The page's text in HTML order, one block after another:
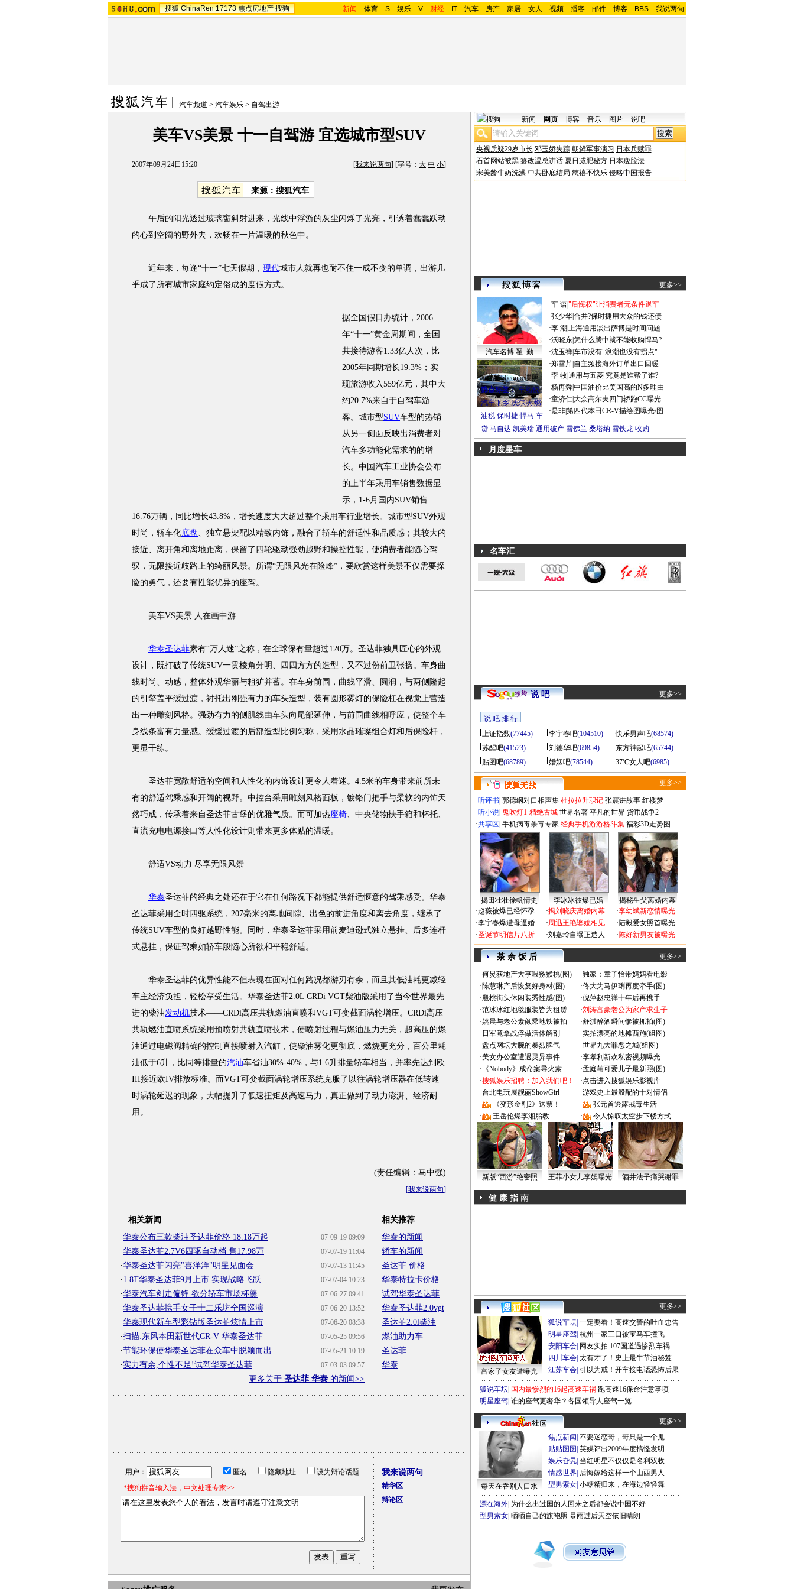
搜狐 ChinaRen 17173 焦点房地产 搜狗 新闻 - 体育 - S - 娱乐 - V - 财经 - IT - 汽车 - 房产 - 家居 - 女人 - 视频 - 播客 - 邮件 - 博客 - BBS - 我说两句
汽车频道 > 汽车娱乐 > 自驾出游
美车VS美景 十一自驾游 宜选城市型SUV
2007年09月24日15:20 [我来说两句] [字号： 大 中 小]
来源：搜狐汽车
午后的阳光透过玻璃窗斜射进来，光线中浮游的灰尘闪烁了光亮，引诱着蠢蠢跃动
的心到空阔的野外去，欢畅在一片温暖的秋色中。
近年来，每逢“十一”七天假期， 现代城市人就再也耐不住一成不变的单调，出游几
乎成了所有城市家庭约定俗成的度假方式。
据全国假日办统计，2006
年“十一”黄金周期间，全国
共接待游客1.33亿人次，比
2005年同期增长19.3%；实
现旅游收入559亿元，其中大
约20.7%来自于自驾车游
客。城市型SUV车型的热销
从另一侧面反映出消费者对
汽车多功能化需求的的增
长。中国汽车工业协会公布
的上半年乘用车销售数据显
示，1-6月国内SUV销售
16.76万辆，同比增长43.8%，增长速度大大超过整个乘用车行业增长。城市型SUV外观
时尚，轿车化底盘、独立悬架配以精致内饰，融合了轿车的舒适性和品质感；其较大的
接近、离开角和离地距离，保留了四轮驱动强劲越野和操控性能，使消费者能随心驾
驭，无限接近歧路上的绮丽风景。所谓“无限风光在险峰”，要欣赏这样美景不仅需要探
险的勇气，还要有性能优异的座驾。
美车VS美景 人在画中游
华泰圣达菲素有“万人迷”之称，在全球保有量超过120万。圣达菲独具匠心的外观
设计，既打破了传统SUV一贯棱角分明、四四方方的造型，又不过份前卫张扬。车身曲
线时尚、动感，整体外观华丽与粗犷并蓄。在车身前围，曲线平滑、圆润，与两侧隆起
的引擎盖平缓过渡，衬托出刚强有力的车头造型，装有圆形雾灯的保险杠在视觉上营造
出一种雕刻风格。强劲有力的侧肌线由车头向尾部延伸，与前围曲线相呼应，使整个车
身线条富有力量感。缓缓过渡的后部造型比例匀称，采用水晶璀璨组合灯和后保险杆，
更显干练。
圣达菲宽敞舒适的空间和人性化的内饰设计更令人着迷。4.5米的车身带来前所未
有的舒适驾乘感和开阔的视野。中控台采用雕刻风格面板，镀铬门把手与柔软的内饰天
然巧成，传承着来自圣达菲古堡的优雅气质。而可加热座椅、中央储物扶手箱和杯托、
直流充电电源接口等人性化设计则带来更多体贴的温暖。
舒适VS动力 尽享无限风景
华泰圣达菲的经典之处还在于它在任何路况下都能提供舒适惬意的驾乘感受。华泰
圣达菲采用全时四驱系统，207毫米的离地间隙、出色的前进角度和离去角度，继承了
传统SUV车型的良好越野性能。同时，华泰圣达菲采用前麦迪逊式独立悬挂、后多连杆
式悬挂，保证驾乘如轿车般随心所欲和平稳舒适。
华泰圣达菲的优异性能不但表现在面对任何路况都游刃有余，而且其低油耗更减轻
车主经济负担，轻松享受生活。华泰圣达菲2.0L CRDi VGT柴油版采用了当今世界最先
进的柴油发动机技术——CRDi高压共轨燃油直喷和VGT可变截面涡轮增压。CRDi高压
共轨燃油直喷系统采用预喷射共轨直喷技术，使喷射过程与燃油压力无关，超高压的燃
油通过电磁阀精确的控制直接喷射入汽缸，使柴油雾化更彻底，燃烧更充分，百公里耗
油低于6升，比同等排量的汽油车省油30%-40%，与1.6升排量轿车相当，并率先达到欧
III接近欧IV排放标准。而VGT可变截面涡轮增压系统克服了以往涡轮增压器在低转速
时涡轮延迟的现象，大幅提升了低速扭矩及高速马力，真正做到了动力澎湃、经济耐
用。
(责任编辑：马中强)
[我来说两句]
相关新闻
07-09-19 09:09
·华泰公布三款柴油圣达菲价格 18.18万起
07-07-19 11:04
·华泰圣达菲2.7V6四驱自动档 售17.98万
07-07-13 11:45
·华泰圣达菲闪亮"喜洋洋"明星见面会
07-07-04 10:23
· 1.8T华泰圣达菲9月上市 实现战略飞跃
07-06-27 09:41
·华泰汽车剑走偏锋 欲分轿车市场杯羹
07-06-20 13:52
·华泰圣达菲携手女子十二乐坊全国巡演
07-06-20 08:38
·华泰现代新车型彩钻版圣达菲炫情上市
07-05-25 09:56
·扫描:东风本田新世代CR-V 华泰圣达菲
07-05-21 10:19
·节能环保使华泰圣达菲在众车中脱颖而出
07-03-03 09:57
·实力有余,个性不足!试驾华泰圣达菲
更多关于 圣达菲 华泰 的新闻>>
相关推荐
华泰的新闻
轿车的新闻
圣达菲 价格
华泰特拉卡价格
试驾华泰圣达菲
华泰圣达菲2.0vgt
圣达菲2.0l柴油
燃油助力车
圣达菲
华泰
用户： 匿名 隐藏地址
设为辩论话题
*搜狗拼音输入法，中文处理专家>>
我来说两句
精华区
辩论区
新闻 网页 博客 音乐 图片 说吧
央视质疑29岁市长 邓玉娇失踪 朝鲜军事演习 日本兵赎罪
石首网站被黑 篡改温总讲话 夏日减肥秘方 日本瘦脸法
宋美龄牛奶洗澡 中共卧底结局 慈禧不快乐 侵略中国报告
更多>>
汽车名博:翟 勤
帕萨特b6coupe谍照
·车 语|"后悔权"让消费者无条件退车
·张少华|合并?保时捷用大众的钱还债
·李 潮 上海通用淡出萨博是时间问题
·沃晓东|凭什么腾中就不能收购悍马?
·沈玉祥|车市没有"浪潮也没有拐点"
·郑雪芹| 自主频接海外订单出口回暖
·李 牧|通用与五菱 究竟是谁帮了谁?
·杨再舜|中国油价比美国高的N多理由
·童济仁|大众高尔夫四门轿跑CC曝光
·是非|第四代本田CR-V描绘图曝光/图
热点标签： 车船税
汽车下乡 沃尔沃 燃
油税 保时捷 悍马 车
贷 马自达 凯美瑞 通用破产 雪佛兰 桑塔纳 雪铁龙 收购
月度星车
名车汇
说 吧 更多>>
说 吧 排 行
上证指数(77445) 李宇春吧(104510) 快乐男声吧(68574)
苏醒吧(41523) 刘德华吧(69854) 东方神起吧(65744)
贴图吧(68789) 婚姻吧(78544) 37℃女人吧(6985)
更多>>
·听评书 郭德纲对口相声集 杜拉拉升职记 张震讲故事 红楼梦
·听小说 鬼吹灯1-精绝古城 世界名著 平凡的世界 货币战争2
·共享区 手机病毒杀毒专家 经典手机游游格斗集 福彩3D走势图
揭田壮壮徐帆情史 李冰冰被爆已婚
揭秘生父离婚内幕
·赵薇被爆已经怀孕
·李宇春爆遭母逼婚
·圣诞节明信片八折
·揭刘晓庆离婚内幕
·周迅王艳婆媳相见
·刘嘉玲自曝正造人
·李幼斌新恋情曝光
·陆毅爱女照首曝光
·陈好新男友被曝光
茶 余 饭 后 更多>>
·何炅获地产大亨喂猕猴桃(图) ·独家：章子怡带妈妈看电影
·陈慧琳产后恢复好身材(图) ·佟大为马伊琍再度牵手(图)
·殷桃街头休闲装秀性感(图) ·倪萍赵忠祥十年后再携手
·范冰冰红地毯服装皆为租赁 ·刘涛富豪老公为家产求生子
·姚晨与老公素颜乘地铁被拍 ·舒淇醉酒瞬间惨被抓拍(图)
· 日军竟拿战俘做活体解剖 ·实拍漂亮的地摊西施(组图)
·盘点网坛大腕的暴烈脾气 ·世界九大罪恶之城(组图)
·美女办公室遭遇灵异事件 ·李孝利新欢私密视频曝光
· 《Nobody》成命案导火索 ·孟庭苇可爱儿子最新照(图)
·搜狐娱乐招聘：加入我们吧！ ·点击进入搜狐娱乐影视库
·台北电玩展靓丽ShowGirl ·游戏史上最般配的十对情侣
·
《变形金刚2》送票！ ·
张元首透露戒毒生活
·
王岳伦爆李湘胎教 · 令人惊叹太空步下楼方式
新版“西游”绝密照 王菲小女儿李嫣曝光 酒井法子痛哭谢罪
健 康 指 南
更多>>
富家子女友遭曝光
狐说车坛 一定要看！高速交警的吐血忠告
明星座驾 杭州一家三口被宝马车撞飞
安阳车会 网友实拍:107国道遇惨烈车祸
四川车会 太有才了！史上最牛节油秘笈
江苏车会 引以为戒！开车接电话恐怖后果
狐说车坛 国内最惨烈的16起高速车祸 跑高速16保命注意事项
明星座驾 谁的座驾更奢华？各国领导人座驾一览
更多>>
每天在吞别人口水
焦点新闻 不要迷恋哥，哥只是一个鬼
贴贴图图 英媒评出2009年度搞怪发明
娱乐旮旯 当红明星不仅仅是名利双收
情感世界 后悔嫁给这样一个山西男人
型男索女 小糖精归来，在海边轻轻舞
漂在海外 为什么出过国的人回来之后都会说中国不好
型男索女 晒晒自己的旗袍照 暴雨过后天空依旧晴朗